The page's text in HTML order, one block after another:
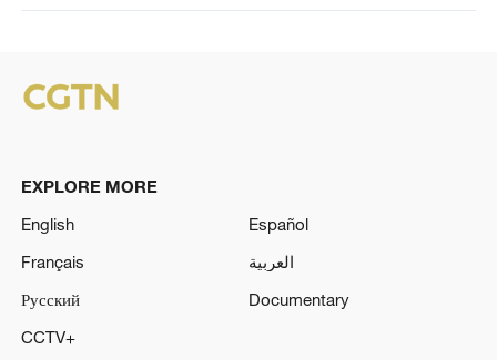
EXPLORE MORE
English
Español
Français
العربية
Русский
Documentary
CCTV+